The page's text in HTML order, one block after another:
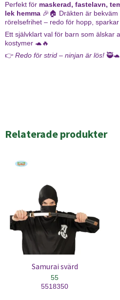
Perfekt för maskerad, fastelavn,
lek hemma 🎉🏠 Dräkten är
rörelsefrihet – redo för hopp,
Ett självklart val för barn som älskar
kostymer 🐢🔥
👉 Redo för strid – ninjan är lös! 🥷🐢
Relaterade produkter
Samurai svärd
55
5518350